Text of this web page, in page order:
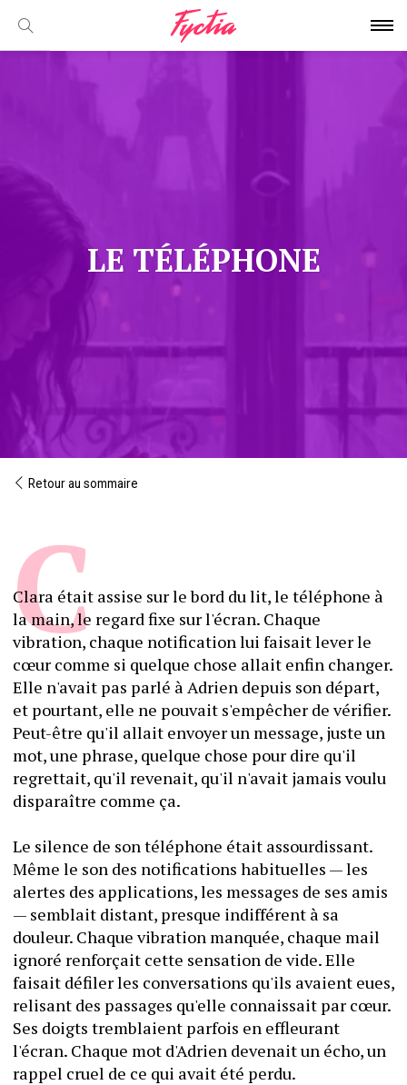
LE TÉLÉPHONE
Retour au sommaire
Clara était assise sur le bord du lit, le téléphone à
la main, le regard fixe sur l'écran. Chaque
vibration, chaque notification lui faisait lever le
cœur comme si quelque chose allait enfin changer.
Elle n'avait pas parlé à Adrien depuis son départ,
et pourtant, elle ne pouvait s'empêcher de vérifier.
Peut-être qu'il allait envoyer un message, juste un
mot, une phrase, quelque chose pour dire qu'il
regrettait, qu'il revenait, qu'il n'avait jamais voulu
disparaître comme ça.
Le silence de son téléphone était assourdissant.
Même le son des notifications habituelles — les
alertes des applications, les messages de ses amis
— semblait distant, presque indifférent à sa
douleur. Chaque vibration manquée, chaque mail
ignoré renforçait cette sensation de vide. Elle
faisait défiler les conversations qu'ils avaient eues,
relisant des passages qu'elle connaissait par cœur.
Ses doigts tremblaient parfois en effleurant
l'écran. Chaque mot d'Adrien devenait un écho, un
rappel cruel de ce qui avait été perdu.